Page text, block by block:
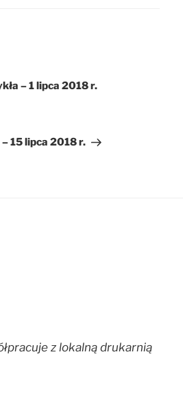
– 1 lipca 2018 r.
15 lipca 2018 r.
z lokalną drukarnią